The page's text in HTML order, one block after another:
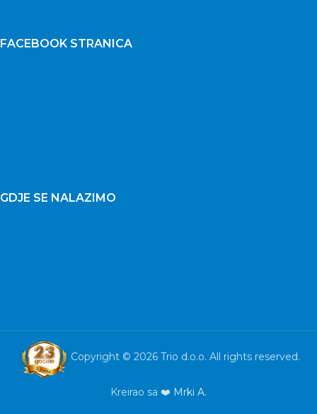
FACEBOOK STRANICA
GDJE SE NALAZIMO
Copyright © 2026 Trio d.o.o. All rights reserved.
Kreirao sa ❤️ Mrki A.